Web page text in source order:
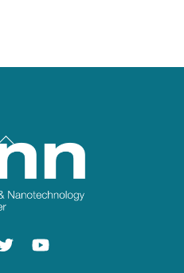
Back
To
Top